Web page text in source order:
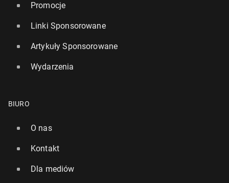
Promocje
Linki Sponsorowane
Artykuły Sponsorowane
Wydarzenia
BIURO
O nas
Kontakt
Dla mediów